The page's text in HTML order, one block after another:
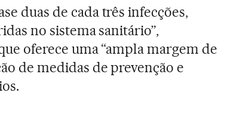
duas de cada três infecções,
no sistema sanitário”,
oferece uma “ampla margem de
de medidas de prevenção e